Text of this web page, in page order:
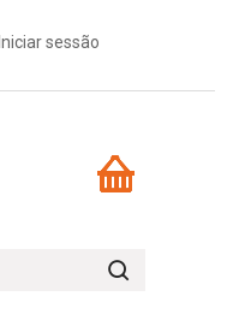
Iniciar sessão